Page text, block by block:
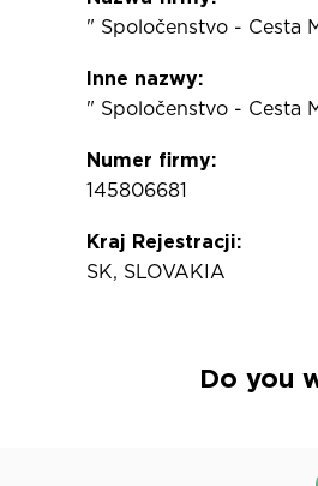
" Spoločenstvo - Cesta
Inne nazwy:
" Spoločenstvo - Cesta
Numer firmy:
145806681
Kraj Rejestracji:
SK, SLOVAKIA
Do you